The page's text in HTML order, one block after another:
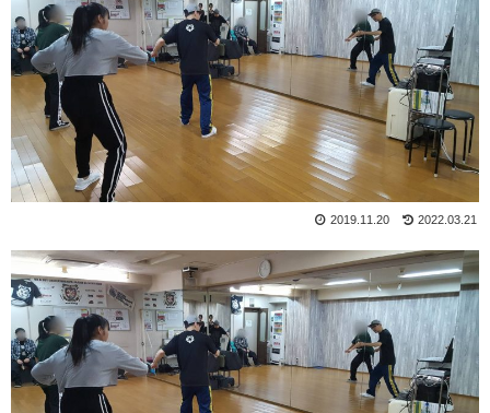
2022.03.21
2019.11.20